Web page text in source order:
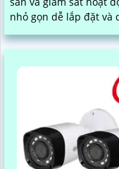
nhỏ gọn dễ lắp đặt và